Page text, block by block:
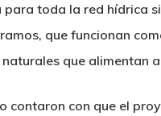
para toda la red hídrica
que funcionan
que alimentan
contaron con que el